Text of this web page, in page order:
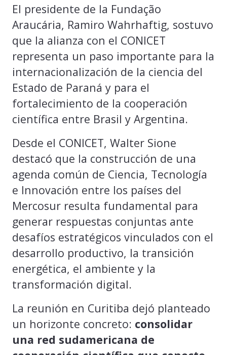
El presidente de la Fundação
Araucária, Ramiro Wahrhaftig, sostuvo
que la alianza con el CONICET
representa un paso importante para la
internacionalización de la ciencia del
Estado de Paraná y para el
fortalecimiento de la cooperación
científica entre Brasil y Argentina.
Desde el CONICET, Walter Sione
destacó que la construcción de una
agenda común de Ciencia, Tecnología
e Innovación entre los países del
Mercosur resulta fundamental para
generar respuestas conjuntas ante
desafíos estratégicos vinculados con el
desarrollo productivo, la transición
energética, el ambiente y la
transformación digital.
La reunión en Curitiba dejó planteado
un horizonte concreto: consolidar
una red sudamericana de